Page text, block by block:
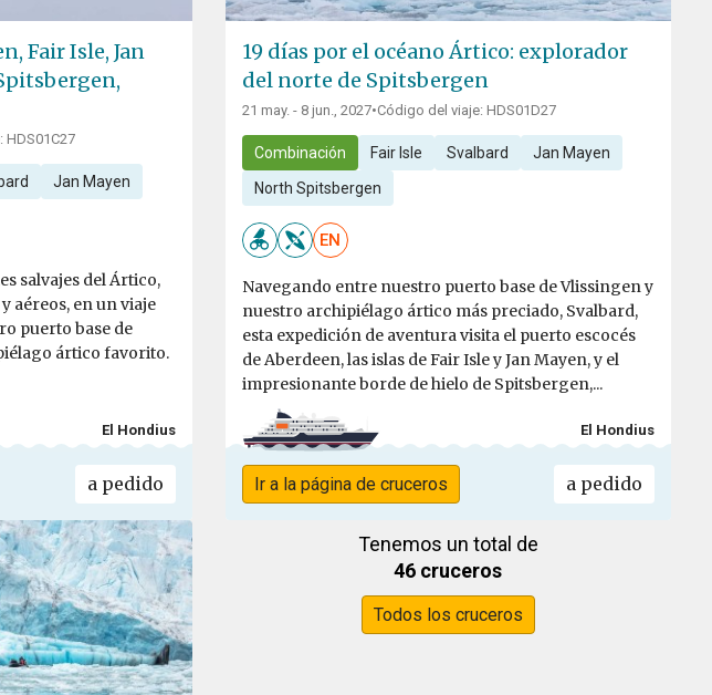
Fair Isle, Jan
HDS01C27
Jan Mayen
salvajes del Ártico,
aéreos, en un viaje
puerto base de
ártico favorito.
El Hondius
a pedido
19 días por el océano Ártico: explorador
del norte de Spitsbergen
21 may. - 8 jun., 2027•Código del viaje: HDS01D27
Combinación Fair Isle Svalbard Jan Mayen
North Spitsbergen
EN
Navegando entre nuestro puerto base de Vlissingen y
nuestro archipiélago ártico más preciado, Svalbard,
esta expedición de aventura visita el puerto escocés
de Aberdeen, las islas de Fair Isle y Jan Mayen, y el
impresionante borde de hielo de Spitsbergen,...
El Hondius
Ir a la página de cruceros a pedido
Tenemos un total de
46 cruceros
Todos los cruceros